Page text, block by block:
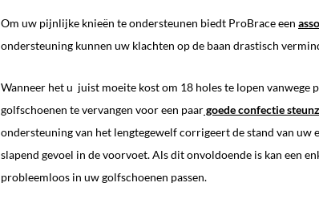
Om uw pijnlijke knieën te ondersteunen biedt ProBrace een
ondersteuning kunnen uw klachten op de baan drastisch
Wanneer het u juist moeite kost om 18 holes te lopen vanwege
golfschoenen te vervangen voor een paargoede confectie
ondersteuning van het lengtegewelf corrigeert de stand van
slapend gevoel in de voorvoet. Als dit onvoldoende is kan een
probleemloos in uw golfschoenen passen.